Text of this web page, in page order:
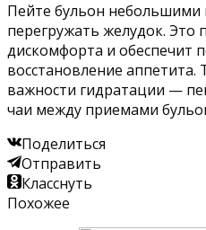
Пейте бульон
перегружать желудок. Это
дискомфорта и обеспечит
восстановление аппетита.
важности гидратации —
чаи между приемами
Поделиться
Отправить
Класснуть
Похожее